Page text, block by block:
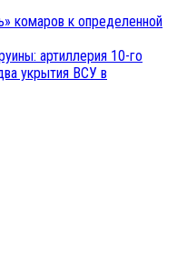
комаров к определенной
артиллерия 10-го
укрытия ВСУ в